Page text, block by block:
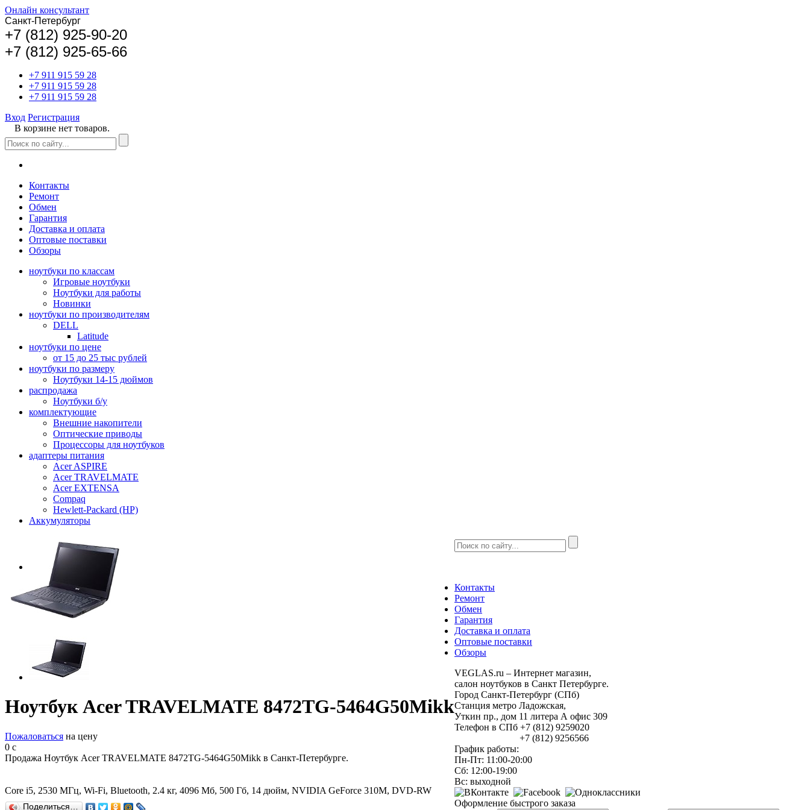
Онлайн консультант
Санкт-Петербург
+7 (812) 925-90-20
+7 (812) 925-65-66
+7 911 915 59 28
+7 911 915 59 28
+7 911 915 59 28
Вход Регистрация
В корзине нет товаров.
Контакты
Ремонт
Обмен
Гарантия
Доставка и оплата
Оптовые поставки
Обзоры
ноутбуки по классам
Игровые ноутбуки
Ноутбуки для работы
Новинки
ноутбуки по производителям
DELL
Latitude
ноутбуки по цене
от 15 до 25 тыс рублей
ноутбуки по размеру
Ноутбуки 14-15 дюймов
распродажа
Ноутбуки б/у
комплектующие
Внешние накопители
Оптические приводы
Процессоры для ноутбуков
адаптеры питания
Acer ASPIRE
Acer TRAVELMATE
Acer EXTENSA
Compaq
Hewlett-Packard (HP)
Аккумуляторы
Ноутбук Acer TRAVELMATE 8472TG-5464G50Mikk
Пожаловаться на цену
0 c
Продажа Ноутбук Acer TRAVELMATE 8472TG-5464G50Mikk в Санкт-Петербурге.
Core i5, 2530 МГц, Wi-Fi, Bluetooth, 2.4 кг, 4096 Мб, 500 Гб, 14 дюйм, NVIDIA GeForce 310M, DVD-RW
Поделиться…
Контакты
Ремонт
Обмен
Гарантия
Доставка и оплата
Оптовые поставки
Обзоры
VEGLAS.ru – Интернет магазин,
салон ноутбуков в Санкт Петербурге.
Город Санкт-Петербург (СПб)
Станция метро Ладожская,
Уткин пр., дом 11 литера А офис 309
Телефон в СПб +7 (812) 9259020
+7 (812) 9256566
График работы:
Пн-Пт: 11:00-20:00
Сб: 12:00-19:00
Вс: выходной
Оформление быстрого заказа